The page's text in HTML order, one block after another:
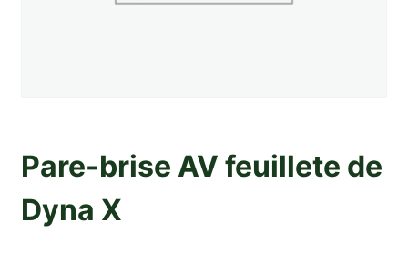
Pare-brise AV feuillete de
Dyna X